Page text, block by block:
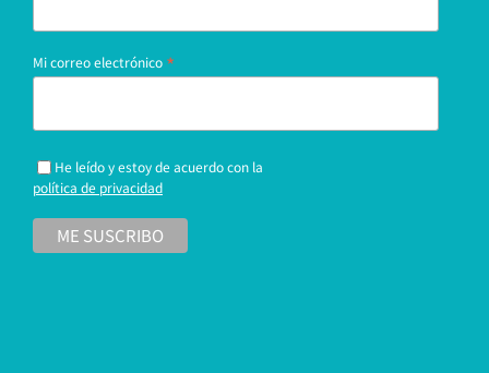
Mi correo electrónico *
He leído y estoy de acuerdo con la
política de privacidad